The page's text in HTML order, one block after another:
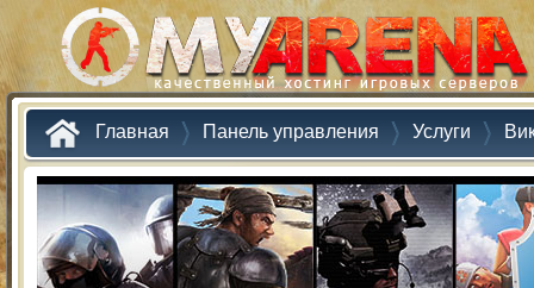
Главная Панель управления Услуги